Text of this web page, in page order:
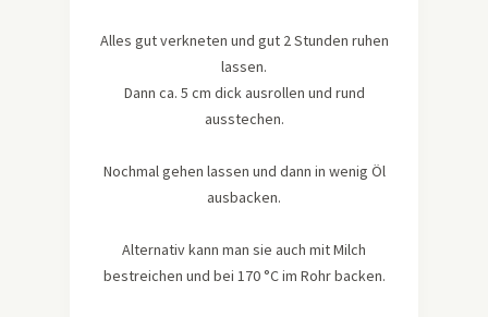
Alles gut verkneten und gut 2 Stunden ruhen
lassen.
Dann ca. 5 cm dick ausrollen und rund
ausstechen.
Nochmal gehen lassen und dann in wenig Öl
ausbacken.
Alternativ kann man sie auch mit Milch
bestreichen und bei 170 °C im Rohr backen.